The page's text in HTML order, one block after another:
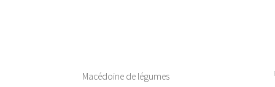
Macédoine de légumes